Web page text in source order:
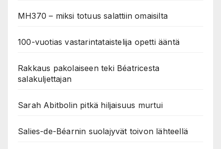
MH370 – miksi totuus salattiin omaisilta
100-vuotias vastarintataistelija opetti ääntä
Rakkaus pakolaiseen teki Béatricesta
salakuljettajan
Sarah Abitbolin pitkä hiljaisuus murtui
Salies-de-Béarnin suolajyvät toivon lähteellä